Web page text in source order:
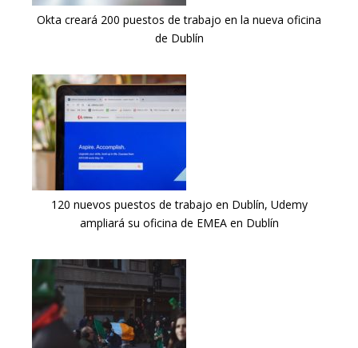
Okta creará 200 puestos de trabajo en la nueva oficina
de Dublín
120 nuevos puestos de trabajo en Dublín, Udemy
ampliará su oficina de EMEA en Dublín